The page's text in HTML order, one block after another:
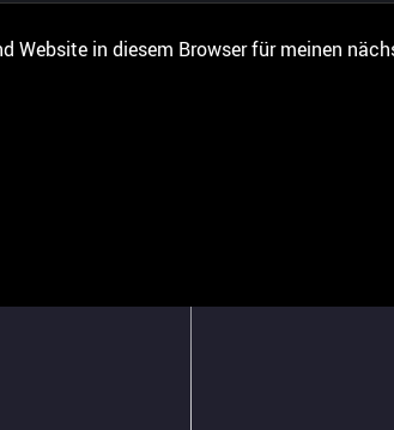
Website in diesem Browser für meinen